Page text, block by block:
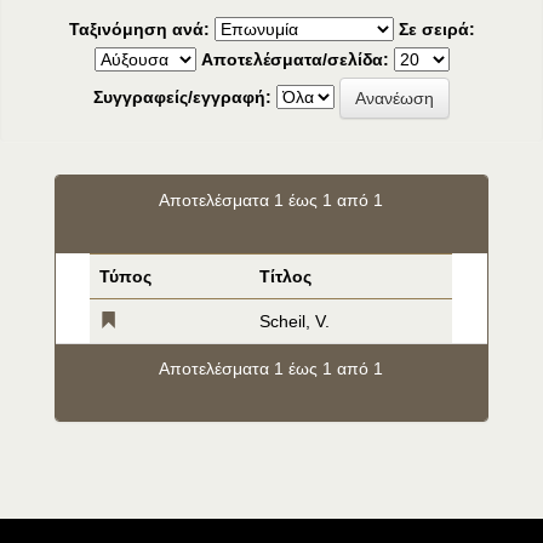
Ταξινόμηση ανά:
Σε σειρά:
Αποτελέσματα/σελίδα:
Συγγραφείς/εγγραφή:
Αποτελέσματα 1 έως 1 από 1
Τύπος Τίτλος
Scheil, V.
Αποτελέσματα 1 έως 1 από 1